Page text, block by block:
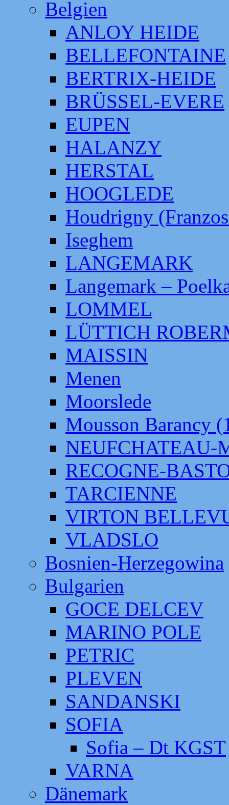
Belgien
ANLOY HEIDE
BELLEFONTAINE
BERTRIX-HEIDE
BRÜSSEL-EVERE
EUPEN
HALANZY
HERSTAL
HOOGLEDE
Houdrigny
Iseghem
LANGEMARK
Langemark –
LOMMEL
LÜTTICH
MAISSIN
Menen
Moorslede
Mousson Barancy
NEUFCHATEAU-
RECOGNE-
TARCIENNE
VIRTON
VLADSLO
Bosnien-Herzegowina
Bulgarien
GOCE DELCEV
MARINO POLE
PETRIC
PLEVEN
SANDANSKI
SOFIA
Sofia – Dt KGST
VARNA
Dänemark